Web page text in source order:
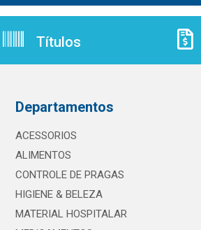
Títulos
Departamentos
ACESSORIOS
ALIMENTOS
CONTROLE DE PRAGAS
HIGIENE & BELEZA
MATERIAL HOSPITALAR